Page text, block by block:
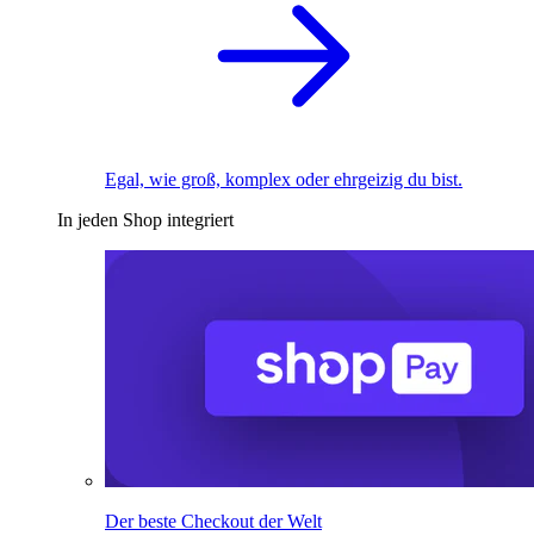
Egal, wie groß, komplex oder ehrgeizig du bist.
In jeden Shop integriert
Der beste Checkout der Welt